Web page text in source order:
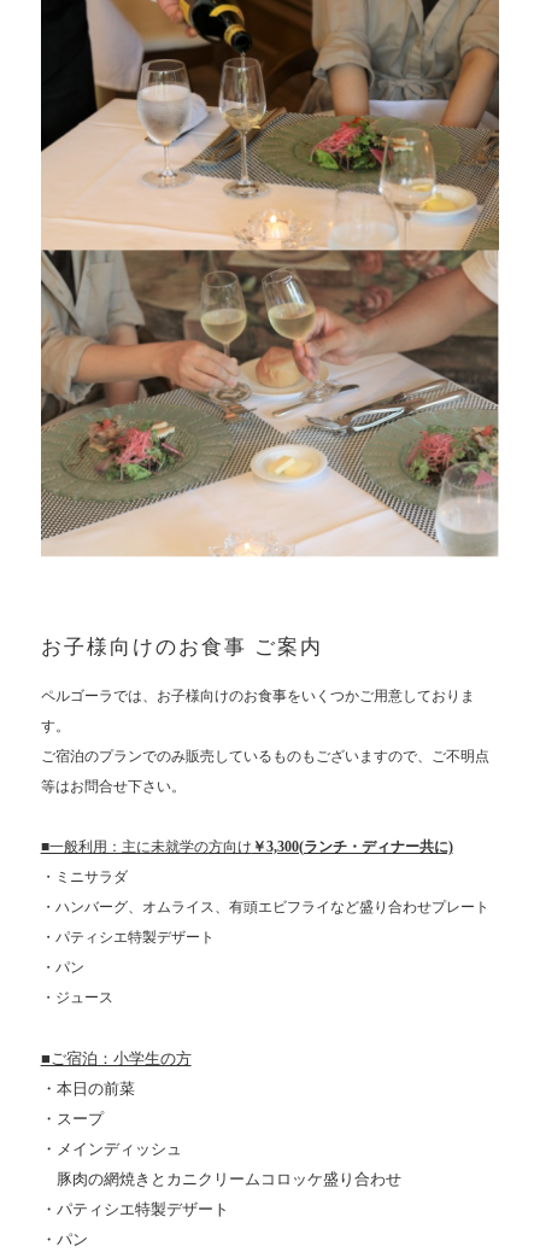
お子様向けのお食事 ご案内
ペルゴーラでは、お子様向けのお食事をいくつかご用意しておりま
す。
ご宿泊のプランでのみ販売しているものもございますので、ご不明点
等はお問合せ下さい。
■一般利用：主に未就学の方向け ￥3,300(ランチ・ディナー共に)
・ミニサラダ
・ハンバーグ、オムライス、有頭エビフライなど盛り合わせプレート
・パティシエ特製デザート
・パン
・ジュース
■ご宿泊：小学生の方
・本日の前菜
・スープ
・メインディッシュ
豚肉の網焼きとカニクリームコロッケ盛り合わせ
・パティシエ特製デザート
・パン